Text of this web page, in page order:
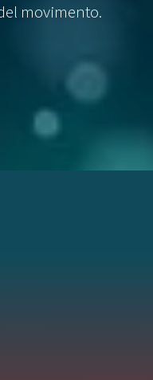
movimento.